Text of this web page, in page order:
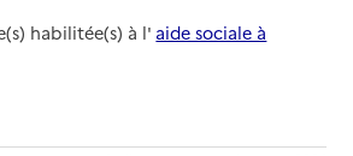
habilitée(s) à l' aide sociale à